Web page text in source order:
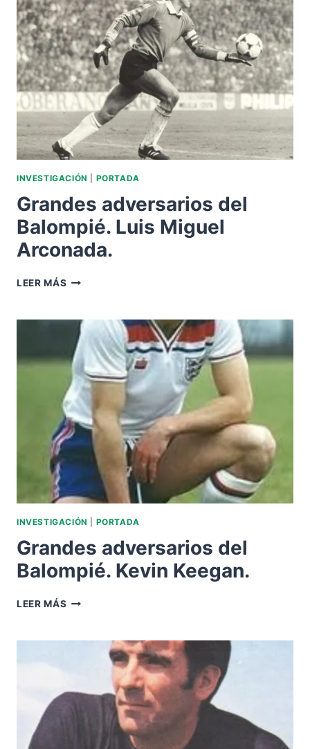
BECKENBAUER.
INVESTIGACIÓN PORTADA
Grandes adversarios del
Balompié. Luis Miguel
Arconada.
LEER MÁS GRANDES
BALOMPIÉ.
LUIS
MIGUEL
ARCONADA.
INVESTIGACIÓN PORTADA
Grandes adversarios del
Balompié. Kevin Keegan.
LEER MÁS GRANDES
BALOMPIÉ.